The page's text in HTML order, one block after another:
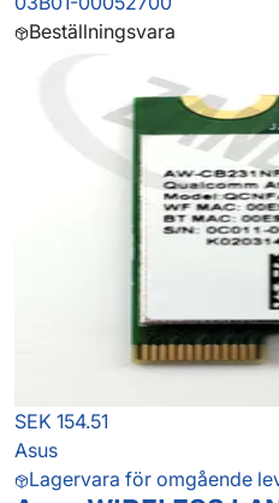
Beställningsvara
SEK 154.51
Asus
Lagervara för omgående